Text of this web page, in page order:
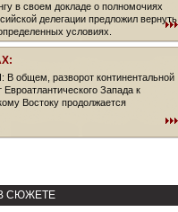
в своем докладе о полномочиях
делегации предложил вернуть
условиях.
: В общем, разворот континентальной
Евроатлантического Запада к
Востоку продолжается
СЮЖЕТЕ